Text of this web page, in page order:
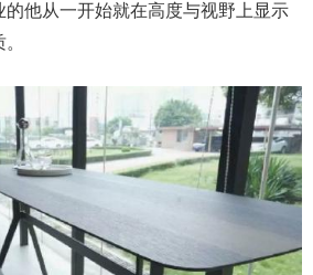
他从一开始就在高度与视野上显示